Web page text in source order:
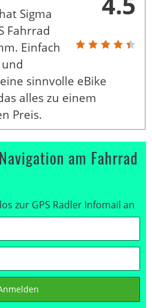
Sigma
Fahrrad
Einfach
sinnvolle eBike
alles zu einem
Preis.
am Fahrrad
zur GPS Radler Infomail an